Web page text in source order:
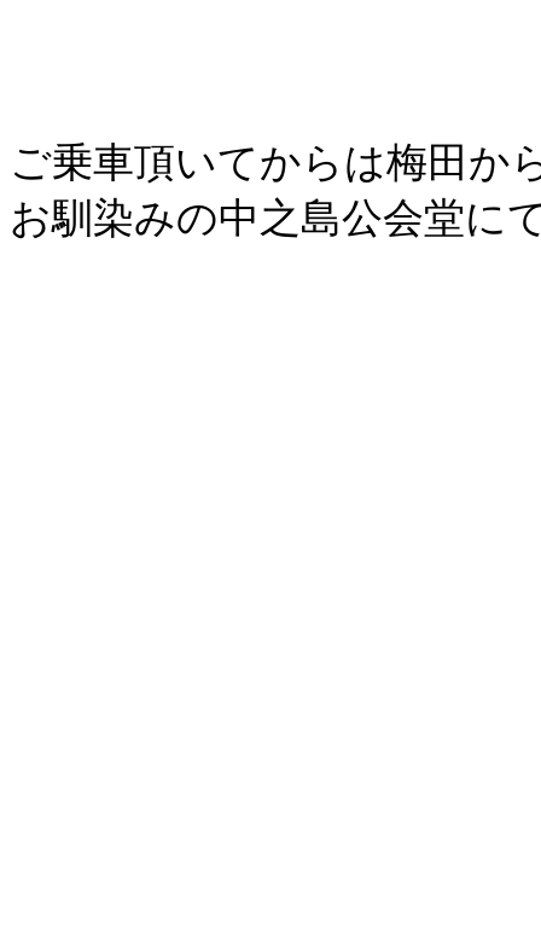
ご乗車頂いてからは梅田か
お馴染みの中之島公会堂に